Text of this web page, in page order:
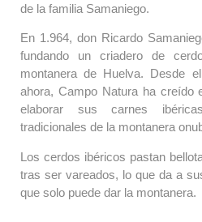
de la familia Samaniego.
En 1.964, don Ricardo
fundando un criadero de
montanera de Huelva. Desde
ahora, Campo Natura ha creído
elaborar sus carnes
tradicionales de la montanera
Los cerdos ibéricos pastan
tras ser vareados, lo que da a
que solo puede dar la montanera.